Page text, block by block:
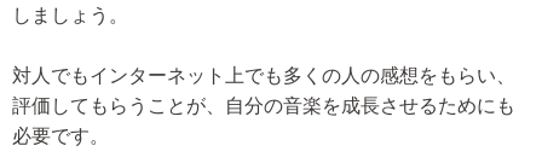
しましょう。
対人でもインターネット上でも多くの人の感想をもらい、
評価してもらうことが、自分の音楽を成長させるためにも
必要です。